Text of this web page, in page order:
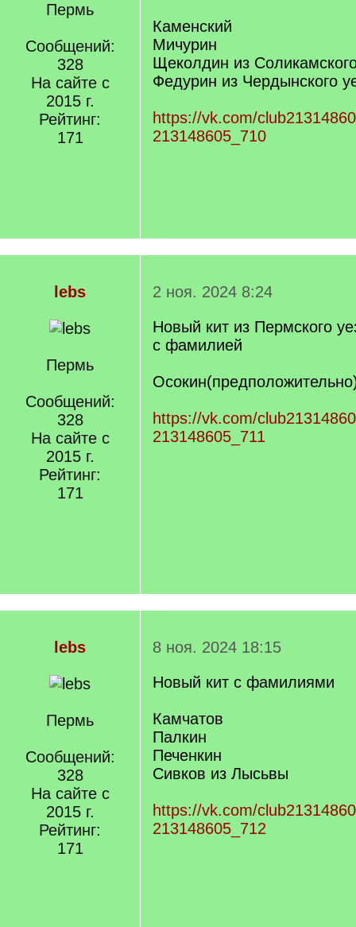
Пермь
Сообщений:
328
На сайте с
2015 г.
Рейтинг:
171
Каменский
Мичурин
Щеколдин из
Федурин из Чердынского
https://vk.com/
213148605_710
lebs
Пермь
Сообщений:
328
На сайте с
2015 г.
Рейтинг:
171
2 ноя. 2024 8:24
Новый кит из Пермского
с фамилией
https://vk.com/
213148605_711
lebs
Пермь
Сообщений:
328
На сайте с
2015 г.
Рейтинг:
171
8 ноя. 2024 18:15
Новый кит с фамилиями
Камчатов
Палкин
Печенкин
Сивков из Лысьвы
https://vk.com/
213148605_712